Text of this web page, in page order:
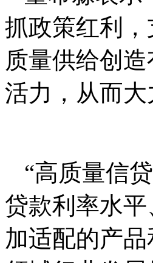
抓政策红利
质量供给创
活力，从而
“高质量信
贷款利率水
加适配的产